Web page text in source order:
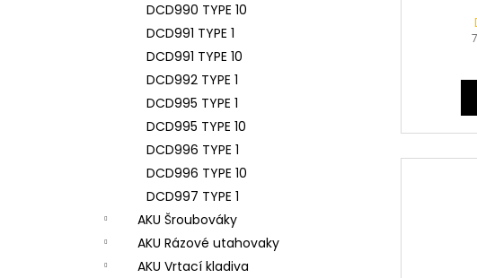
DCD990 TYPE 10
DCD991 TYPE 1
DCD991 TYPE 10
DCD992 TYPE 1
DCD995 TYPE 1
DCD995 TYPE 10
DCD996 TYPE 1
DCD996 TYPE 10
DCD997 TYPE 1
AKU Šroubováky
AKU Rázové utahovaky
AKU Vrtací kladiva